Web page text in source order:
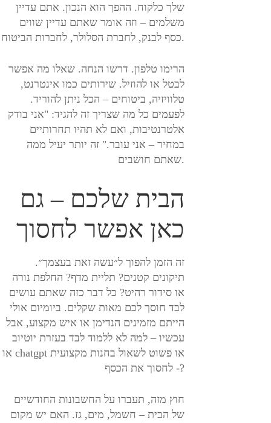
שלך כלקוח. ההפך הוא הנכון. אתם עדיין
משלמים – וזה אומר שאתם עדיין שווים
כסף לבנק, לחברת הסלולר, לחברות הביטוח.
הרימו טלפון. דרשו הנחה. שאלו מה אפשר
לבטל או להוזיל. שירותים כמו אינטרנט,
טלוויזיה, ביטוחים – הכל ניתן להוריד.
לפעמים כל מה שצריך זה להגיד: "אני בודק
אלטרנטיבות, ואם לא תהיו תחרותיים
במחיר – אני עובר." זה יותר יעיל ממה
שאתם חושבים.
הבית שלכם – גם
כאן אפשר לחסוך
זה הזמן להפוך ל״עשה זאת בעצמך״.
תיקונים קטנים? תליית מדף? החלפת נורה
או סידור רהיט? כל דבר כזה שאתם עושים
לבד חוסך לכם מאות שקלים. ביומיום אולי
הייתם מזמינים הנדימן או איש מקצוע, אבל
עכשיו – למה לא ללמוד לבד בעזרת יוטיוב
או chatgpt או פשוט לשאול בחנות מקצועית
- לחסוך את הכסף?
חוץ מזה, תעברו על החשבונות החודשיים
של הבית – חשמל, מים, גז. האם יש מקום